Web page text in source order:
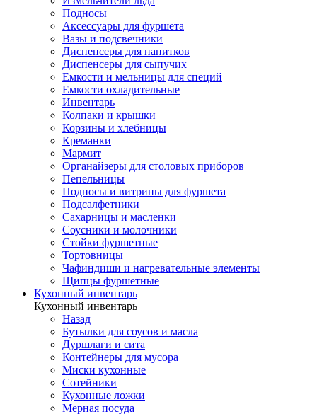
Подносы
Аксессуары для фуршета
Вазы и подсвечники
Диспенсеры для напитков
Диспенсеры для сыпучих
Емкости и мельницы для специй
Емкости охладительные
Инвентарь
Колпаки и крышки
Корзины и хлебницы
Креманки
Мармит
Органайзеры для столовых приборов
Пепельницы
Подносы и витрины для фуршета
Подсалфетники
Сахарницы и масленки
Соусники и молочники
Стойки фуршетные
Тортовницы
Чафиндиши и нагревательные элементы
Щипцы фуршетные
Кухонный инвентарь
Кухонный инвентарь
Назад
Бутылки для соусов и масла
Дуршлаги и сита
Контейнеры для мусора
Миски кухонные
Сотейники
Кухонные ложки
Мерная посуда